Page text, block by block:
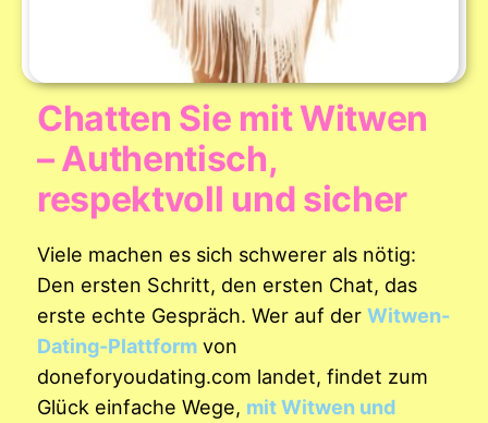
Chatten Sie mit Witwen
– Authentisch,
respektvoll und sicher
Viele machen es sich schwerer als nötig:
Den ersten Schritt, den ersten Chat, das
erste echte Gespräch. Wer auf der Witwen-
Dating-Plattform von
doneforyoudating.com landet, findet zum
Glück einfache Wege, mit Witwen und